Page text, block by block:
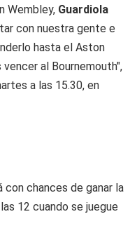
Wembley, Guardiola
con nuestra gente e
hasta el Aston
al Bournemouth",
a las 15.30, en
chances de ganar la
12 cuando se juegue